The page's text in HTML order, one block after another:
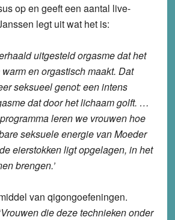
op en geeft een aantal live-
legt uit wat het is:
uitgesteld orgasme dat het
en orgastisch maakt. Dat
seksueel genot: een intens
dat door het lichaam golft. …
leren we vrouwen hoe
seksuele energie van Moeder
eierstokken ligt opgelagen, in het
brengen.’
van qigongoefeningen.
‘Vrouwen die deze technieken onder